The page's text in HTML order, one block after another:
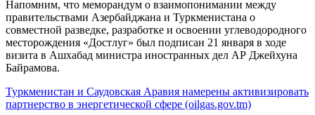
Напомним, что меморандум о взаимопонимании между
правительствами Азербайджана и Туркменистана о
совместной разведке, разработке и освоении углеводородного
месторождения «Достлуг» был подписан 21 января в ходе
визита в Ашхабад министра иностранных дел АР Джейхуна
Байрамова.
Туркменистан и Саудовская Аравия намерены активизировать
партнерство в энергетической сфере (oilgas.gov.tm)